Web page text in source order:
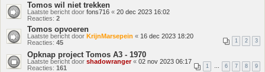
Tomos wil niet trekken
Laatste bericht door fons716 « 20 dec 2023 16:02
Reacties: 2
Tomos opvoeren
Laatste bericht door KrijnMarsepein « 16 dec 2023 18:20
Reacties: 45 1 2 3
Opknap project Tomos A3 - 1970
Laatste bericht door shadowranger« 02 nov 2023 06:17
Reacties: 161 1 … 6 7 8 9